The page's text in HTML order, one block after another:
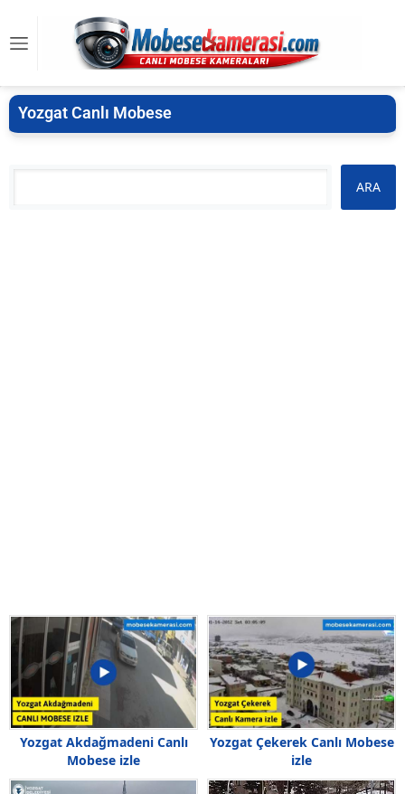
Yozgat Canlı Mobese
Yozgat Akdağmadeni Canlı
Mobese izle
Yozgat Çekerek Canlı Mobese
izle